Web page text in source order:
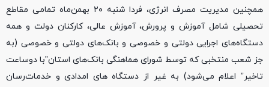
همچنین مدیریت مصرف انرژی، فردا شنبه ۲۰ بهمن‌ماه تمامی مقاطع
تحصیلی شامل آموزش و پرورش، آموزش عالی، کارکنان دولت و همه
دستگاه‌های اجرایی دولتی و خصوصی و بانک‌های دولتی و خصوصی (به
جز شعب منتخبی که توسط شورای هماهنگی بانک‌های استان”با دوساعت
تاخیر” اعلام می‌شود) به غیر از دستگاه های امدادی و خدمات‌رسان